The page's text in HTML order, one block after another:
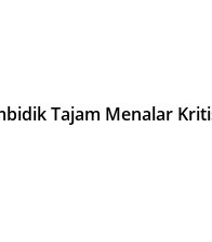
Tajam Menalar